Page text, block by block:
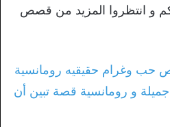
و انتظروا المزيد من قصص
حب وغرام حقيقيه رومانسية
و رومانسية قصة تبين أن